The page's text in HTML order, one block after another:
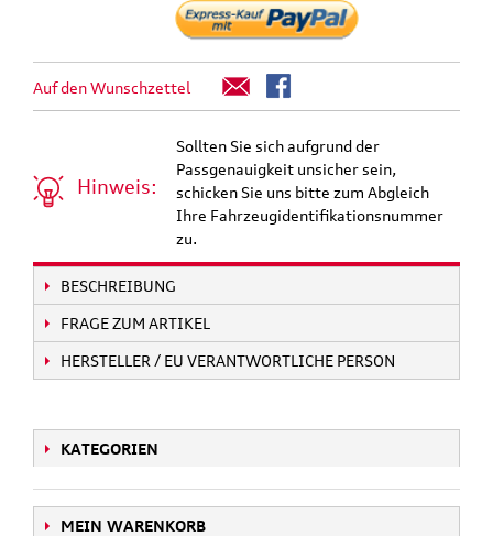
Auf den Wunschzettel
Hinweis:
Sollten Sie sich aufgrund der
Passgenauigkeit unsicher sein,
schicken Sie uns bitte zum Abgleich
Ihre Fahrzeugidentifikationsnummer
zu.
BESCHREIBUNG
FRAGE ZUM ARTIKEL
HERSTELLER / EU VERANTWORTLICHE PERSON
KATEGORIEN
MEIN WARENKORB